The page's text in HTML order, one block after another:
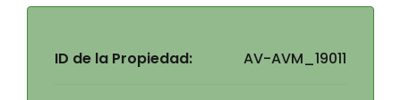
ID de la Propiedad: AV-AVM_19011